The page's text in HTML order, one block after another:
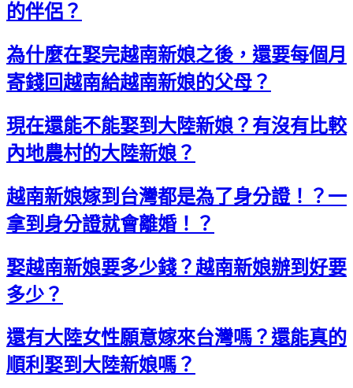
的伴侶？
為什麼在娶完越南新娘之後，還要每個月
寄錢回越南給越南新娘的父母？
現在還能不能娶到大陸新娘？有沒有比較
內地農村的大陸新娘？
越南新娘嫁到台灣都是為了身分證！？一
拿到身分證就會離婚！？
娶越南新娘要多少錢？越南新娘辦到好要
多少？
還有大陸女性願意嫁來台灣嗎？還能真的
順利娶到大陸新娘嗎？